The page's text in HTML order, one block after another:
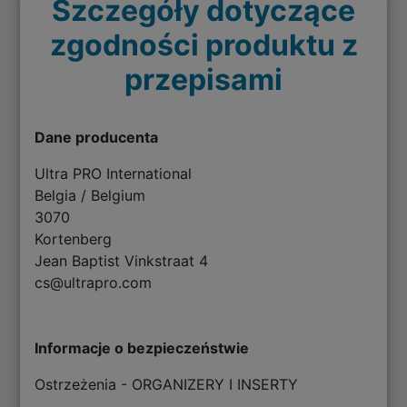
Szczegóły dotyczące
zgodności produktu z
przepisami
Dane producenta
Ultra PRO International
Belgia / Belgium
3070
Kortenberg
Jean Baptist Vinkstraat 4
cs@ultrapro.com
Informacje o bezpieczeństwie
Ostrzeżenia - ORGANIZERY I INSERTY